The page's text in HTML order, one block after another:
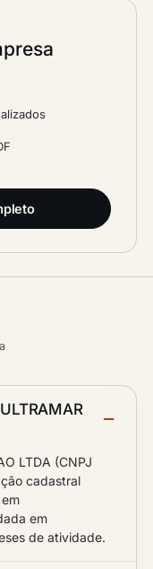
LTDA (CNPJ
cadastral
em
de atividade.